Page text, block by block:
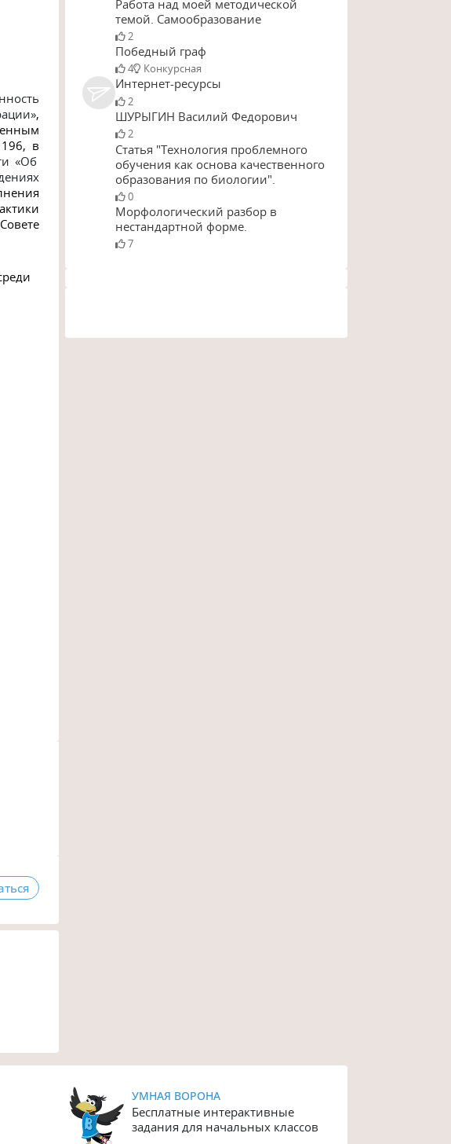
»,
в
«Об
Работа над моей методической
темой. Самообразование
2
Победный граф
4 Конкурсная
Интернет-ресурсы
2
ШУРЫГИН Василий Федорович
2
Статья "Технология проблемного
обучения как основа качественного
образования по биологии".
0
Морфологический разбор в
нестандартной форме.
7
УМНАЯ ВОРОНА
Бесплатные интерактивные
задания для начальных классов